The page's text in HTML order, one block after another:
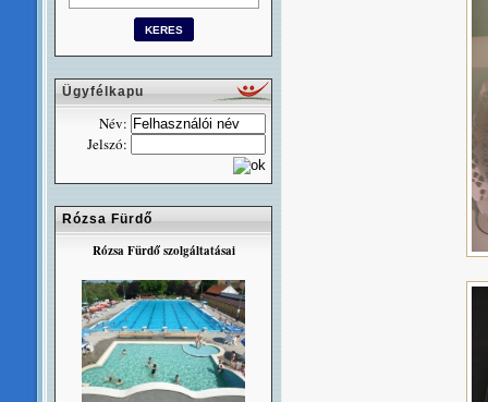
Ügyfélkapu
Név:
Jelszó:
Rózsa Fürdő
Rózsa Fürdő szolgáltatásai